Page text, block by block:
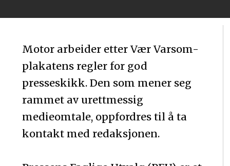
Motor arbeider etter Vær Varsom-
plakatens regler for god
presseskikk. Den som mener seg
rammet av urettmessig
medieomtale, oppfordres til å ta
kontakt med redaksjonen.